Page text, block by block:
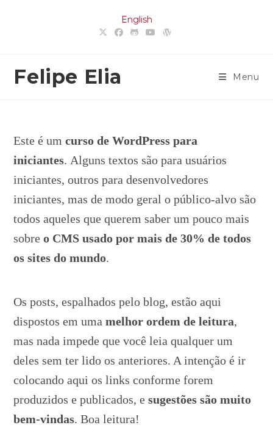
English
Felipe Elia Menu
Este é umcurso de WordPress para
iniciantes. Alguns textos são para usuários
iniciantes, outros para desenvolvedores
iniciantes, mas de modo geral o público-alvo são
todos aqueles que querem saber um pouco mais
sobreo CMS usado por mais de 30% de todos
os sites do mundo.
Os posts, espalhados pelo blog, estão aqui
dispostos em umamelhor ordem de leitura,
mas nada impede que você leia qualquer um
deles sem ter lido os anteriores. A intenção é ir
colocando aqui os links conforme forem
produzidos e publicados, esugestões são muito
bem-vindas. Boa leitura!